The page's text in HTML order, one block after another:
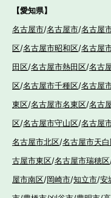
【愛知県】
名古屋市/名古屋市/名古屋
区/名古屋市昭和区/名古屋
田区/名古屋市熱田区/名古
区/名古屋市千種区/名古屋
東区/名古屋市名東区/名古
区/名古屋市守山区/名古屋
名古屋市北区/名古屋市天
古屋市東区/名古屋市瑞穂区
屋市南区/岡崎市/知立市/安